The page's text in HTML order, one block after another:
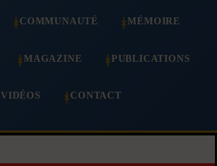
COMMUNAUTÉ MÉMOIRE
MAGAZINE PUBLICATIONS
VIDÉOS CONTACT